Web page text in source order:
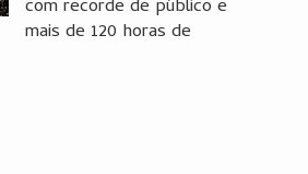
com recorde de público e
mais de 120 horas de